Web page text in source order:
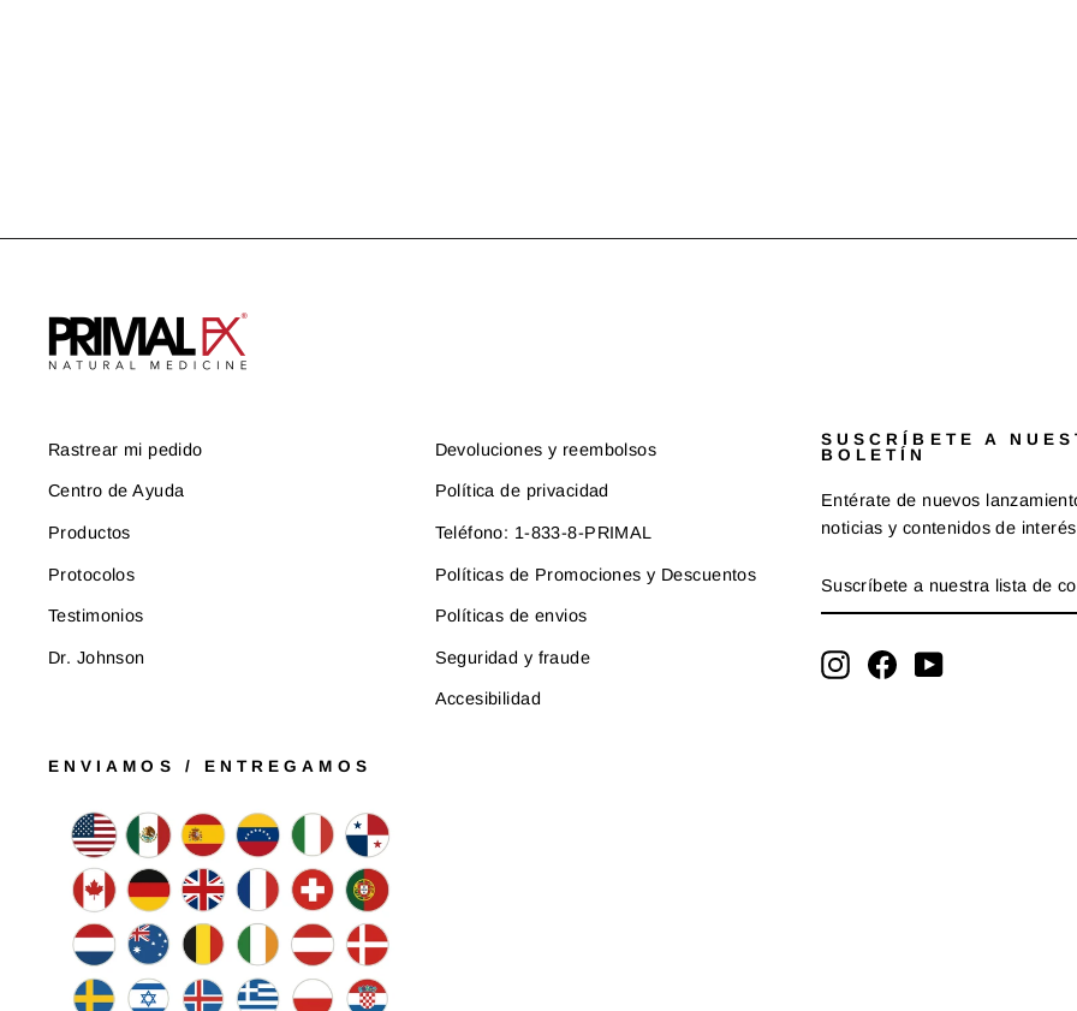
Rastrear mi pedido
Centro de Ayuda
Productos
Protocolos
Testimonios
Dr. Johnson
Devoluciones y reembolsos
Política de privacidad
Teléfono: 1-833-8-PRIMAL
Políticas de Promociones y Descuentos
Políticas de envios
Seguridad y fraude
Accesibilidad
SUSCRÍBETE A
BOLETÍN
Entérate de nuevos
noticias y contenidos de
A
NUESTRA
DE
CORREO
InstagramFacebookYouTube
ENVIAMOS / ENTREGAMOS